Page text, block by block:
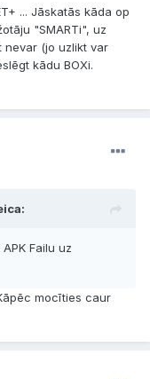
... Jāskatās kāda op
"SMARTi", uz
nevar (jo uzlikt var
kādu BOXi.
Failu uz
mocīties caur